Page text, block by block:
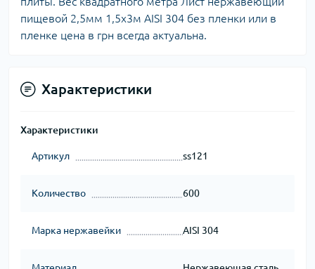
пищевой 2,5мм 1,5х3м AISI 304 без пленки или в
пленке цена в грн всегда актуальна.
Характеристики
Характеристики
Артикул ss121
Количество 600
Марка нержавейки AISI 304